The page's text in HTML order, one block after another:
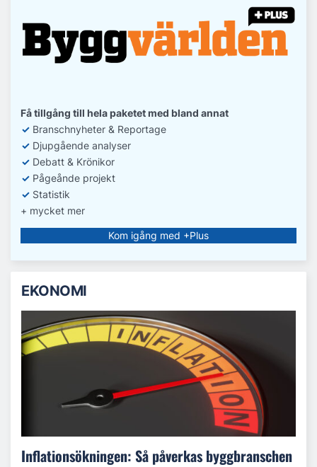
Få tillgång till hela paketet med bland annat
✓ Branschnyheter & Reportage
✓ Djupgående analyser
✓ Debatt & Krönikor
✓ Pågeånde projekt
✓ Statistik
+ mycket mer
Kom igång med +Plus
EKONOMI
Inflationsökningen: Så påverkas byggbranschen